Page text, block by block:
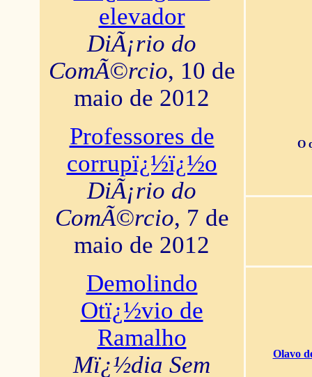
elevador
DiÃ¡rio do
ComÃ©rcio, 10 de
maio de 2012
Professores de
corrupï¿½ï¿½o
DiÃ¡rio do
ComÃ©rcio, 7 de
maio de 2012
Demolindo
Otï¿½vio de
Ramalho
Mï¿½dia Sem
O
Olavo